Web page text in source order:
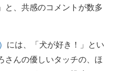
と、共感のコメントが数多
には、「犬が好き！」とい
さんの優しいタッチの、ほ